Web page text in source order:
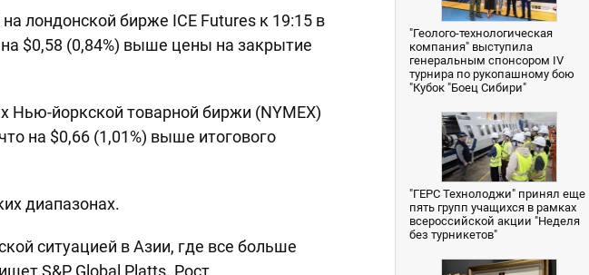
лондонской бирже ICE Futures к 19:15 в
$0,58 (0,84%) выше цены на закрытие
Нью-йоркской товарной биржи (NYMEX)
на $0,66 (1,01%) выше итогового
диапазонах.
ситуацией в Азии, где все больше
S&P Global Platts. Рост
"Геолого-технологическая
компания" выступила
генеральным спонсором IV
турнира по рукопашному бою
"Кубок "Боец Сибири"
"ГЕРС Технолоджи" принял еще
пять групп учащихся в рамках
всероссийской акции "Неделя
без турникетов"